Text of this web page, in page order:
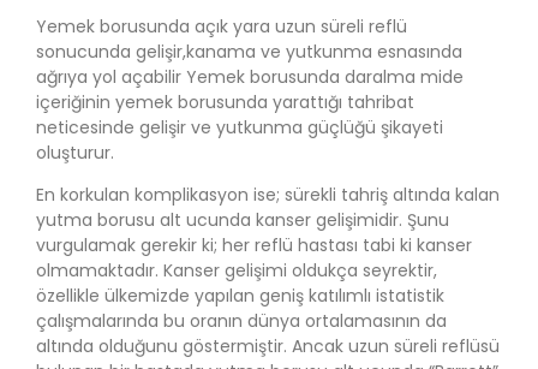
Yemek borusunda açık yara uzun süreli reflü
sonucunda gelişir,kanama ve yutkunma esnasında
ağrıya yol açabilir Yemek borusunda daralma mide
içeriğinin yemek borusunda yarattığı tahribat
neticesinde gelişir ve yutkunma güçlüğü şikayeti
oluşturur.
En korkulan komplikasyon ise; sürekli tahriş altında kalan
yutma borusu alt ucunda kanser gelişimidir. Şunu
vurgulamak gerekir ki; her reflü hastası tabi ki kanser
olmamaktadır. Kanser gelişimi oldukça seyrektir,
özellikle ülkemizde yapılan geniş katılımlı istatistik
çalışmalarında bu oranın dünya ortalamasının da
altında olduğunu göstermiştir. Ancak uzun süreli reflüsü